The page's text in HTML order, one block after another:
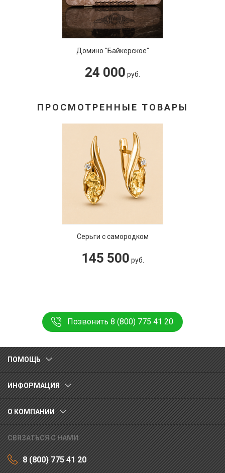
Домино "Байкерское"
24 000 руб.
ПРОСМОТРЕННЫЕ ТОВАРЫ
Серьги с самородком
145 500 руб.
Позвонить 8 (800) 775 41 20
ПОМОЩЬ
ИНФОРМАЦИЯ
О КОМПАНИИ
СВЯЗАТЬСЯ С НАМИ
8 (800) 775 41 20